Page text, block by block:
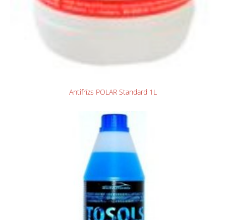
Antifrīzs POLAR Standard 1L